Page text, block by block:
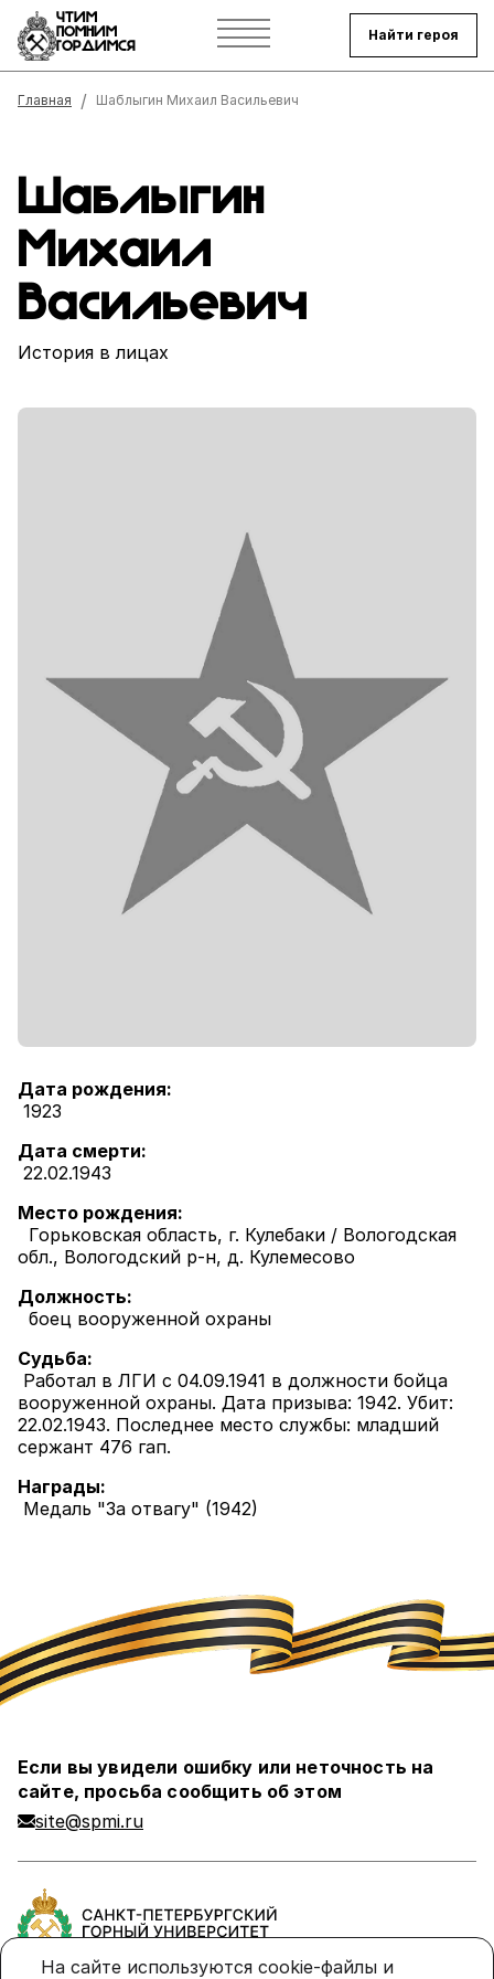
ЧТИМ
ПОМНИМ
ГОРДИМСЯ
Найти героя
Строка навигации
Главная Шаблыгин Михаил Васильевич
Шаблыгин
Михаил
Васильевич
История в лицах
Дата рождения:
1923
Дата смерти:
22.02.1943
Место рождения:
Горьковская область, г. Кулебаки / Вологодская
обл., Вологодский р-н, д. Кулемесово
Должность:
боец вооруженной охраны
Судьба:
Работал в ЛГИ с 04.09.1941 в должности бойца
вооруженной охраны. Дата призыва: 1942. Убит:
22.02.1943. Последнее место службы: младший
сержант 476 гап.
Награды:
Медаль "За отвагу" (1942)
На сайте используются cookie-файлы и
Если вы увидели ошибку или неточность на
сайте, просьба сообщить об этом
site@spmi.ru